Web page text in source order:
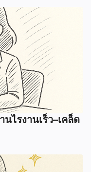
นไรงานเร็ว–เคล็ด